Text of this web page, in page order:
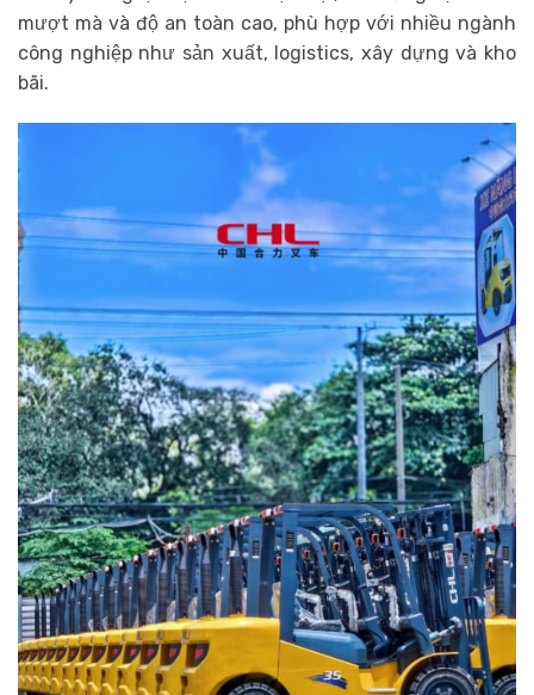
mượt mà và độ an toàn cao, phù hợp với nhiều ngành
công nghiệp như sản xuất, logistics, xây dựng và kho
bãi.